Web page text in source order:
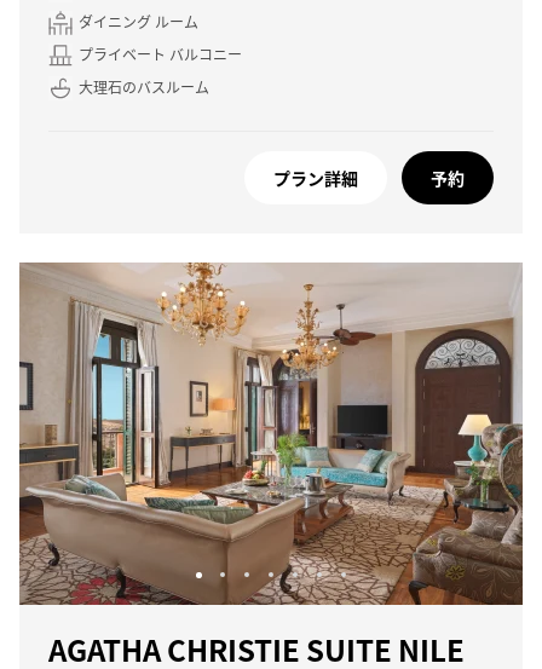
ダイニング ルーム
プライベート バルコニー
大理石のバスルーム
プラン詳細 予約
AGATHA CHRISTIE SUITE NILE